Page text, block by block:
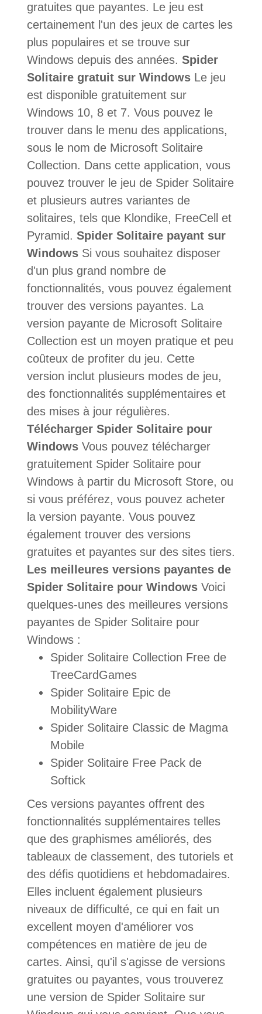
gratuites que payantes. Le jeu est
certainement l'un des jeux de cartes les
plus populaires et se trouve sur
Windows depuis des années. Spider
Solitaire gratuit sur WindowsLe jeu
est disponible gratuitement sur
Windows 10, 8 et 7. Vous pouvez le
trouver dans le menu des applications,
sous le nom de Microsoft Solitaire
Collection. Dans cette application, vous
pouvez trouver le jeu de Spider Solitaire
et plusieurs autres variantes de
solitaires, tels que Klondike, FreeCell et
Pyramid. Spider Solitaire payant sur
WindowsSi vous souhaitez disposer
d'un plus grand nombre de
fonctionnalités, vous pouvez également
trouver des versions payantes. La
version payante de Microsoft Solitaire
Collection est un moyen pratique et peu
coûteux de profiter du jeu. Cette
version inclut plusieurs modes de jeu,
des fonctionnalités supplémentaires et
des mises à jour régulières.
Télécharger Spider Solitaire pour
WindowsVous pouvez télécharger
gratuitement Spider Solitaire pour
Windows à partir du Microsoft Store, ou
si vous préférez, vous pouvez acheter
la version payante. Vous pouvez
également trouver des versions
gratuites et payantes sur des sites tiers.
Les meilleures versions payantes de
Spider Solitaire pour WindowsVoici
quelques-unes des meilleures versions
payantes de Spider Solitaire pour
Windows :
Spider Solitaire Collection Free de
TreeCardGames
Spider Solitaire Epic de
MobilityWare
Spider Solitaire Classic de Magma
Mobile
Spider Solitaire Free Pack de
Softick
Ces versions payantes offrent des
fonctionnalités supplémentaires telles
que des graphismes améliorés, des
tableaux de classement, des tutoriels et
des défis quotidiens et hebdomadaires.
Elles incluent également plusieurs
niveaux de difficulté, ce qui en fait un
excellent moyen d'améliorer vos
compétences en matière de jeu de
cartes. Ainsi, qu'il s'agisse de versions
gratuites ou payantes, vous trouverez
une version de Spider Solitaire sur